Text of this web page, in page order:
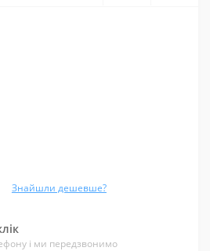
Знайшли дешевше?
і ми передзвонимо